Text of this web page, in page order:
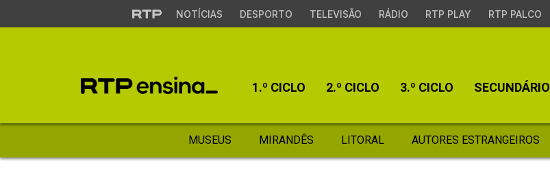
NOTÍCIAS DESPORTO TELEVISÃO RÁDIO RTP PLAY RTP PALCO
1.º CICLO 2.º CICLO 3.º CICLO SECUNDÁRIO
MUSEUS MIRANDÊS LITORAL AUTORES ESTRANGEIROS